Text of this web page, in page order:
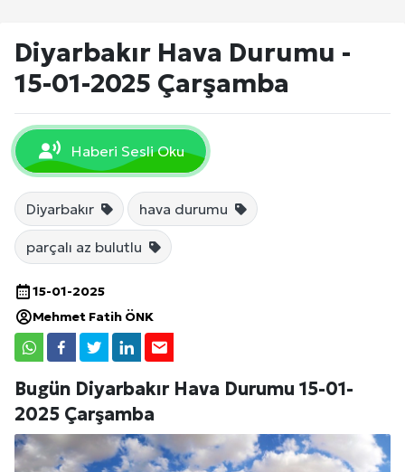
Diyarbakır Hava Durumu -
15-01-2025 Çarşamba
Haberi Sesli Oku
Diyarbakır hava durumu
parçalı az bulutlu
15-01-2025
Mehmet Fatih ÖNK
Bugün Diyarbakır Hava Durumu 15-01-
2025 Çarşamba